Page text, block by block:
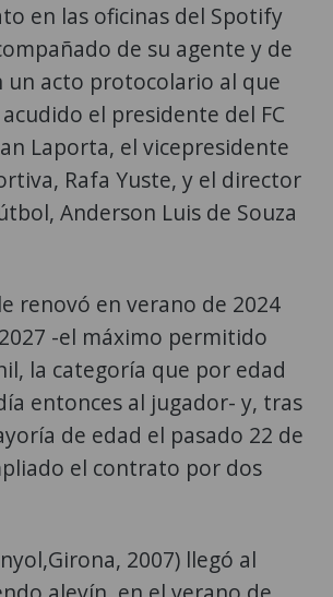
en las oficinas del Spotify
de su agente y de
un acto protocolario al que
el presidente del FC
Laporta, el vicepresidente
Rafa Yuste, y el director
Anderson Luis de Souza
renovó en verano de 2024
-el máximo permitido
la categoría que por edad
entonces al jugador- y, tras
de edad el pasado 22 de
el contrato por dos
2007) llegó al